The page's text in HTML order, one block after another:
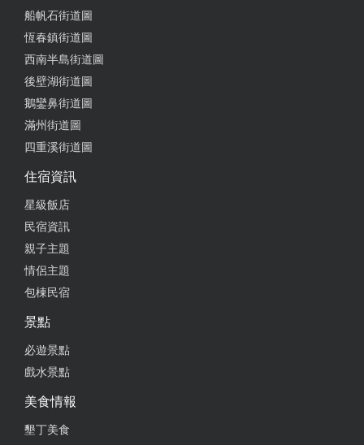
船帆石街道圖
恆春鎮街道圖
西南半島街道圖
後壁湖街道圖
鵝鑾鼻街道圖
滿州街道圖
四重溪街道圖
住宿資訊
星級飯店
民宿資訊
親子主題
情侶主題
包棟民宿
景點
必遊景點
戲水景點
美食情報
墾丁美食